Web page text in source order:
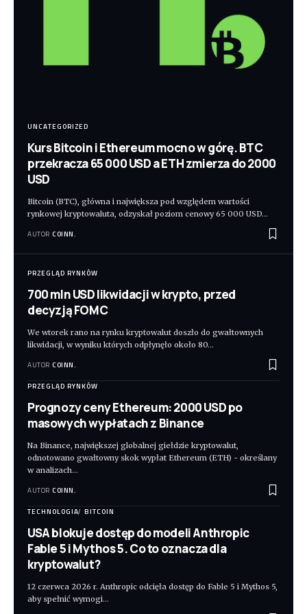
UNCATEGORIZED
Kurs Bitcoin i Ethereum mocno w górę. BTC
przekracza 65 000 USD a ETH zmierza do 2000
USD
Bitcoin (BTC), główna i największa pod względem wartości
rynkowej kryptowaluta, odzyskał poziom cenowy 65 000 USD…
AUTOR COINN.
PRZEGLĄD RYNKÓW
700 mln USD likwidacji w krypto, przed
decyzją FOMC
We wtorek rano na rynku kryptowalut doszło do gwałtownych
likwidacji, w wyniku których odpłynęło około 80…
AUTOR COINN.
PRZEGLĄD RYNKÓW
Prognozy ceny Ethereum: 2000 USD po
masowych wypłatach z Binance
Na Binance, największej globalnej giełdzie kryptowalut,
odnotowano gwałtowny skok wypłat Ethereum (ETH) - określany
w analizach…
AUTOR COINN.
TECHNOLOGIA BITCOIN
USA blokuje dostęp do modeli Anthropic
Fable 5 i Mythos 5. Co to oznacza dla
kryptowalut?
12 czerwca 2026 r. Anthropic odcięła dostęp do Fable 5 i Mythos 5,
aby spełnić wymogi…